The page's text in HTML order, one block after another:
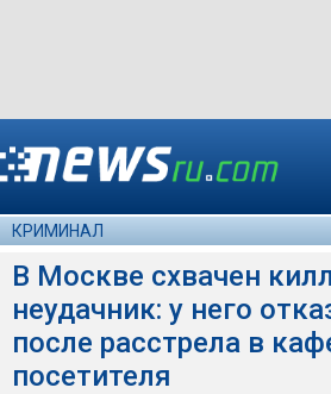
КРИМИНАЛ
В Москве схвачен
неудачник: у него
после расстрела в
посетителя